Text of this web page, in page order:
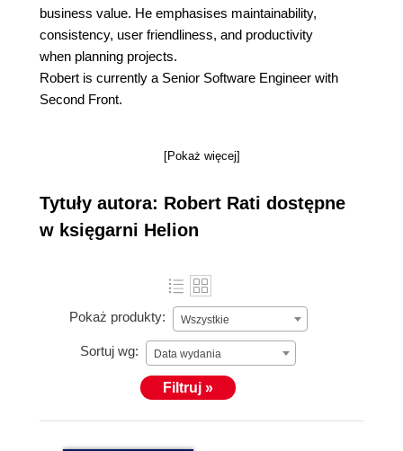
business value. He emphasises maintainability,
consistency, user friendliness, and productivity
when planning projects.
Robert is currently a Senior Software Engineer with
Second Front.
[Pokaż więcej]
Tytuły autora: Robert Rati dostępne
w księgarni Helion
Pokaż produkty: Wszystkie
Sortuj wg: Data wydania
Filtruj »